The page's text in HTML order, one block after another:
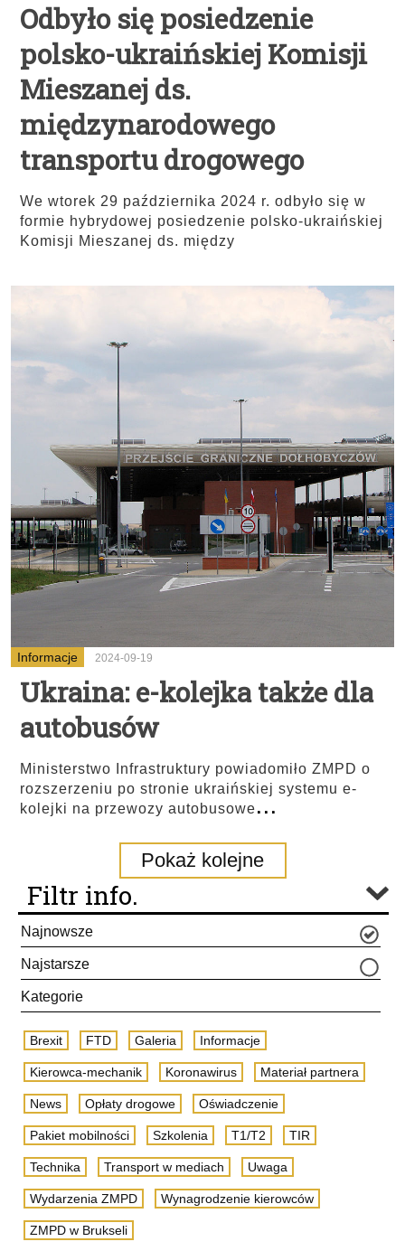
Odbyło się posiedzenie
polsko-ukraińskiej Komisji
Mieszanej ds.
międzynarodowego
transportu drogowego
We wtorek 29 października 2024 r. odbyło się w
formie hybrydowej posiedzenie polsko-ukraińskiej
Komisji Mieszanej ds. między
Informacje 2024-09-19
Ukraina: e-kolejka także dla
autobusów
Ministerstwo Infrastruktury powiadomiło ZMPD o
rozszerzeniu po stronie ukraińskiej systemu e-
kolejki na przewozy autobusowe...
Pokaż kolejne
Filtr info.
Najnowsze
Najstarsze
Kategorie
Brexit FTD Galeria Informacje
Kierowca-mechanik Koronawirus Materiał partnera
News Opłaty drogowe Oświadczenie
Pakiet mobilności Szkolenia T1/T2 TIR
Technika Transport w mediach Uwaga
Wydarzenia ZMPD Wynagrodzenie kierowców
ZMPD w Brukseli